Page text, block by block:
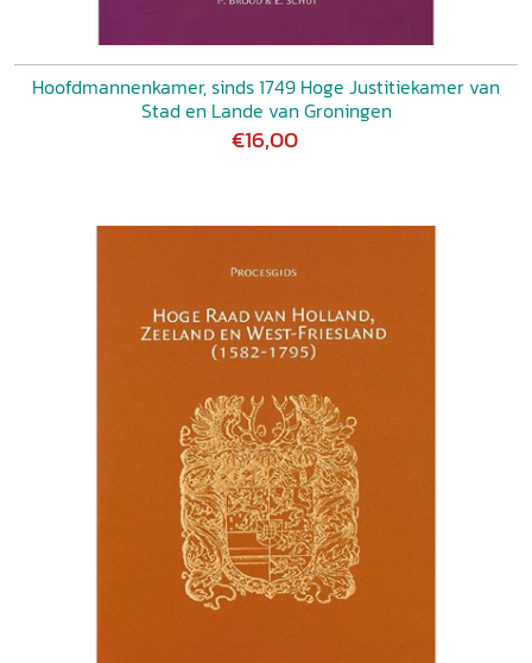
Hoofdmannenkamer, sinds 1749 Hoge Justitiekamer van
Stad en Lande van Groningen
€16,00